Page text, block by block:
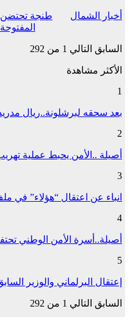
أخبار الشمال
طنجة تحتضن
السابق التالي 1 من 292
الأكثر مشاهدة
1
بعد سحقه لبرشلونة..ريال
2
أصيلة ..الأمن يحبط عملية تهريب
3
انباء عن اعتقال “هؤلاء” في
4
أصيلة..أسرة الأمن الوطني تحتفي بالذكرى 67
5
إعتقال البرلماني والوزير
السابق التالي 1 من 292